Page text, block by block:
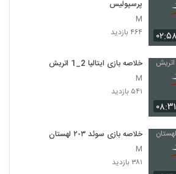
۰۲:۵۸
پرسپولیس
M
۴۶۴ بازدید
۰۸:۳۱
خلاصه بازی ایتالیا 2_1 اتريش
M
۵۴۱ بازدید
خلاصه بازی سوئد ۳-۲ لهستان
M
۳۸۱ بازدید